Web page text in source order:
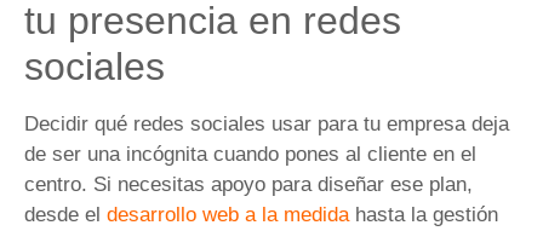
tu presencia en redes
sociales
Decidir qué redes sociales usar para tu empresa deja
de ser una incógnita cuando pones al cliente en el
centro. Si necesitas apoyo para diseñar ese plan,
desde el desarrollo web a la medidahasta la gestión